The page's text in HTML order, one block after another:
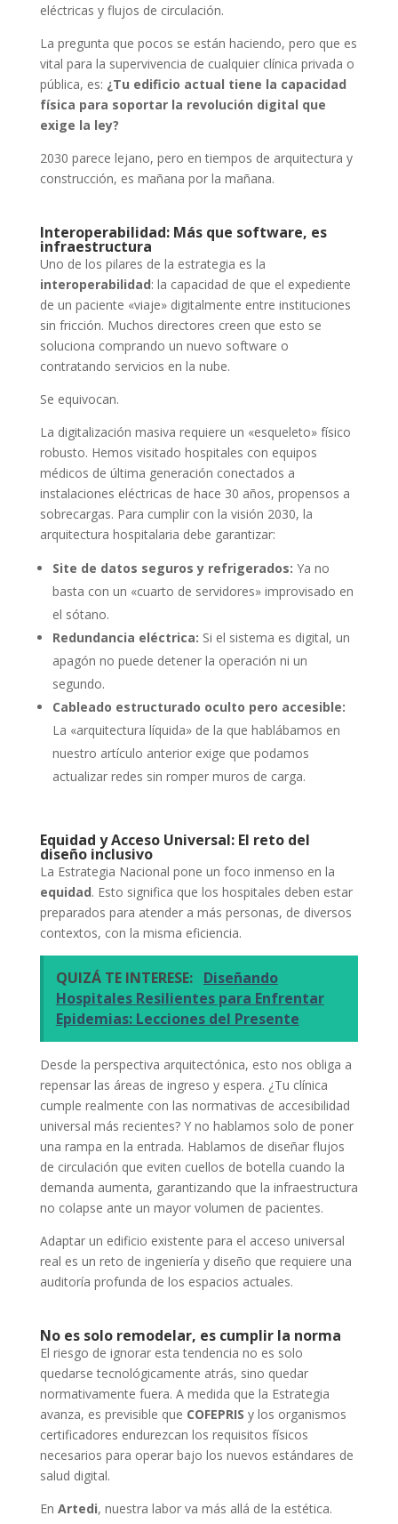
eléctricas y flujos de circulación.
La pregunta que pocos se están haciendo, pero que es
vital para la supervivencia de cualquier clínica privada o
pública, es: ¿Tu edificio actual tiene la capacidad
física para soportar la revolución digital que
exige la ley?
2030 parece lejano, pero en tiempos de arquitectura y
construcción, es mañana por la mañana.
Interoperabilidad: Más que software, es
infraestructura
Uno de los pilares de la estrategia es la
interoperabilidad: la capacidad de que el expediente
de un paciente «viaje» digitalmente entre instituciones
sin fricción. Muchos directores creen que esto se
soluciona comprando un nuevo software o
contratando servicios en la nube.
Se equivocan.
La digitalización masiva requiere un «esqueleto» físico
robusto. Hemos visitado hospitales con equipos
médicos de última generación conectados a
instalaciones eléctricas de hace 30 años, propensos a
sobrecargas. Para cumplir con la visión 2030, la
arquitectura hospitalaria debe garantizar:
Site de datos seguros y refrigerados: Ya no
basta con un «cuarto de servidores» improvisado en
el sótano.
Redundancia eléctrica: Si el sistema es digital, un
apagón no puede detener la operación ni un
segundo.
Cableado estructurado oculto pero accesible:
La «arquitectura líquida» de la que hablábamos en
nuestro artículo anterior exige que podamos
actualizar redes sin romper muros de carga.
Equidad y Acceso Universal: El reto del
diseño inclusivo
La Estrategia Nacional pone un foco inmenso en la
equidad. Esto significa que los hospitales deben estar
preparados para atender a más personas, de diversos
contextos, con la misma eficiencia.
QUIZÁ TE INTERESE: Diseñando
Hospitales Resilientes para Enfrentar
Epidemias: Lecciones del Presente
Desde la perspectiva arquitectónica, esto nos obliga a
repensar las áreas de ingreso y espera. ¿Tu clínica
cumple realmente con las normativas de accesibilidad
universal más recientes? Y no hablamos solo de poner
una rampa en la entrada. Hablamos de diseñar flujos
de circulación que eviten cuellos de botella cuando la
demanda aumenta, garantizando que la infraestructura
no colapse ante un mayor volumen de pacientes.
Adaptar un edificio existente para el acceso universal
real es un reto de ingeniería y diseño que requiere una
auditoría profunda de los espacios actuales.
No es solo remodelar, es cumplir la norma
El riesgo de ignorar esta tendencia no es solo
quedarse tecnológicamente atrás, sino quedar
normativamente fuera. A medida que la Estrategia
avanza, es previsible que COFEPRIS y los organismos
certificadores endurezcan los requisitos físicos
necesarios para operar bajo los nuevos estándares de
salud digital.
En Artedi, nuestra labor va más allá de la estética.